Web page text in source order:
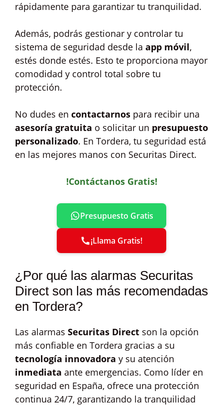
rápidamente para garantizar tu tranquilidad.
Además, podrás gestionar y controlar tu
sistema de seguridad desde la app móvil,
estés donde estés. Esto te proporciona mayor
comodidad y control total sobre tu
protección.
No dudes en contactarnos para recibir una
asesoría gratuita o solicitar un presupuesto
personalizado. En Tordera, tu seguridad está
en las mejores manos con Securitas Direct.
!Contáctanos Gratis!
Presupuesto Gratis
¡Llama Gratis!
¿Por qué las alarmas Securitas
Direct son las más recomendadas
en Tordera?
Las alarmas Securitas Direct son la opción
más confiable en Tordera gracias a su
tecnología innovadora y su atención
inmediata ante emergencias. Como líder en
seguridad en España, ofrece una protección
continua 24/7, garantizando la tranquilidad